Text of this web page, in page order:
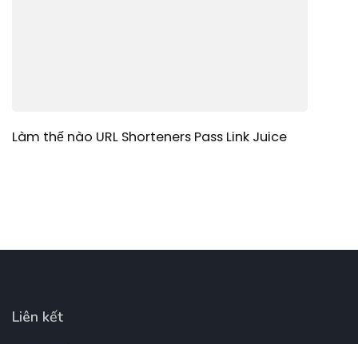
Làm thế nào URL Shorteners Pass Link Juice
Liên kết